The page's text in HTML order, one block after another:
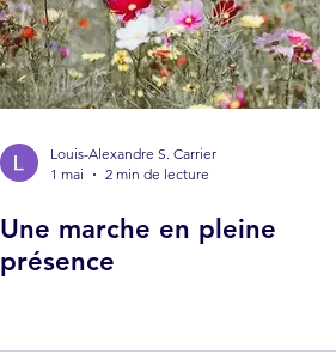
Louis-Alexandre S. Carrier
1 mai
2 min de lecture
Une marche en pleine
présence